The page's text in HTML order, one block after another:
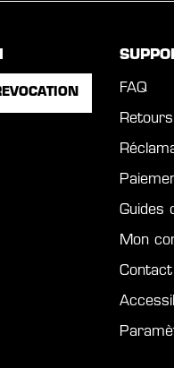
FAQ
Retours
Guides
Mon
Contact